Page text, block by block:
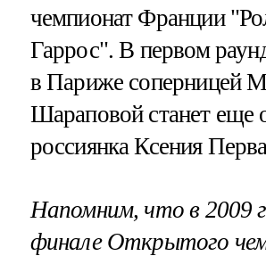
чемпионат Франции
Гаррос". В первом
в Париже соперницей
Шараповой станет еще
россиянка Ксения
Напомним, что в 2009
финале Открытого